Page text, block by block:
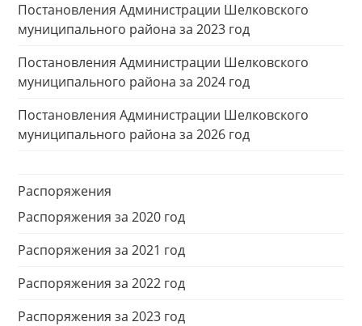
Постановления Администрации Шелковского
муниципального района за 2023 год
Постановления Администрации Шелковского
муниципального района за 2024 год
Постановления Администрации Шелковского
муниципального района за 2026 год
Распоряжения
Распоряжения за 2020 год
Распоряжения за 2021 год
Распоряжения за 2022 год
Распоряжения за 2023 год